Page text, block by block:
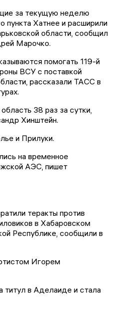
за текущую неделю
пункта Хатнее и расширили
области, сообщил
Марочко.
помогать 119-й
ВСУ с поставкой
рассказали ТАСС в
38 раз за сутки,
Хинштейн.
и Прилуки.
на временное
АЭС, пишет
теракты против
в Хабаровском
Республике, сообщили в
Игорем
в Аделаиде и стала